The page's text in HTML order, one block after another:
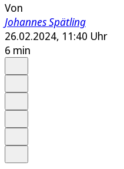
Von
Johannes Spätling
26.02.2024, 11:40 Uhr
6 min